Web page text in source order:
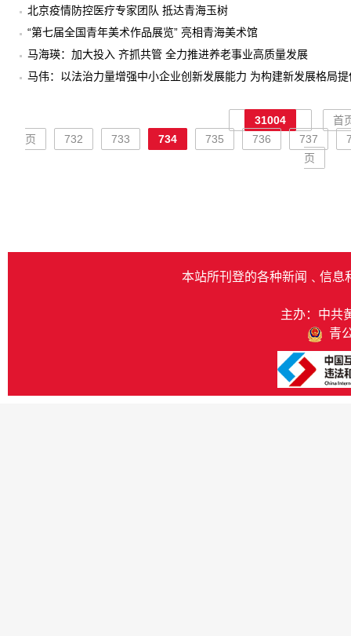
北京疫情防控医疗专家团队 抵达青海玉树
“第七届全国青年美术作品展览” 亮相青海美术馆
马海瑛：加大投入 齐抓共管 全力推进养老事业高质量发展
马伟：以法治力量增强中小企业创新发展能力 为构建新发展格局
31004
首
页
732 733 734 735 736 737
页
本站所刊登的各种新闻﹑信息
主办：中共
青